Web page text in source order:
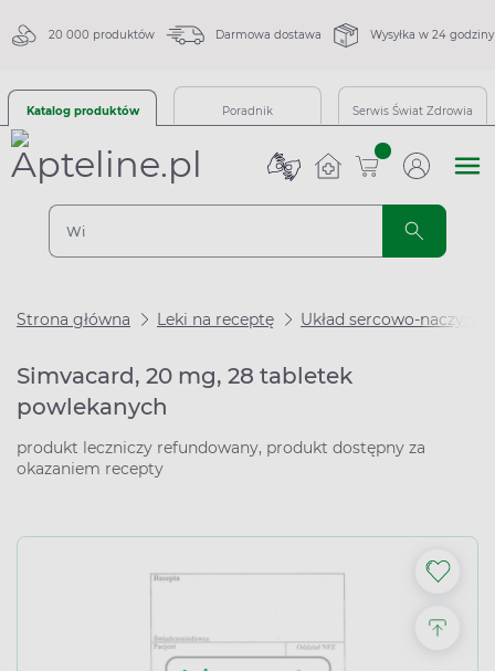
20 000 produktów Darmowa dostawa Wysyłka w 24 godziny
Katalog produktów Poradnik Serwis Świat Zdrowia
sztuk
Strona główna Leki na receptę Układ sercowo-
Simvacard, 20 mg, 28 tabletek
powlekanych
produkt leczniczy refundowany, produkt dostępny za
okazaniem recepty